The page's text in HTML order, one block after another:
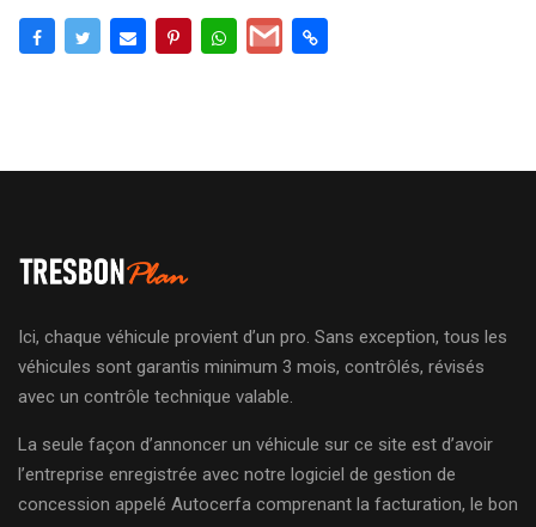
Ici, chaque véhicule provient d’un pro. Sans exception, tous les
véhicules sont garantis minimum 3 mois, contrôlés, révisés
avec un contrôle technique valable.
La seule façon d’annoncer un véhicule sur ce site est d’avoir
l’entreprise enregistrée avec notre logiciel de gestion de
concession appelé Autocerfa comprenant la facturation, le bon